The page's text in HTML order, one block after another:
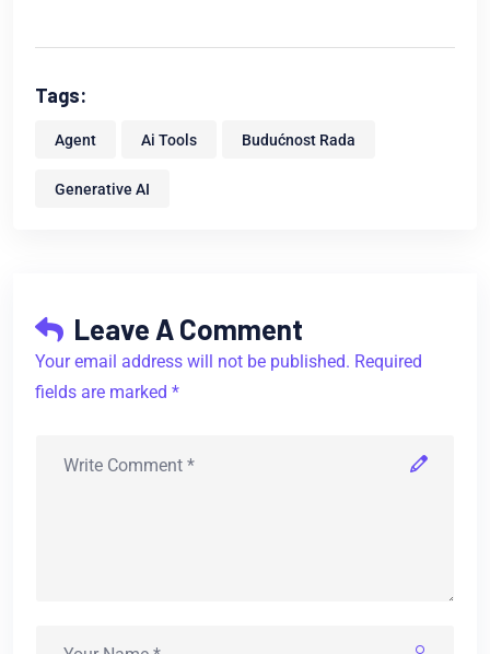
Tags:
Agent Ai Tools Budućnost Rada
Generative AI
Leave A Comment
Your email address will not be published. Required
fields are marked *